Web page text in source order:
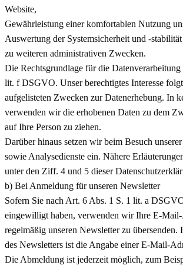
Website,
Gewährleistung einer komfortablen Nutzung
Auswertung der Systemsicherheit und -
zu weiteren administrativen Zwecken.
Die Rechtsgrundlage für die
lit. f DSGVO. Unser berechtigtes Interesse
aufgelisteten Zwecken zur Datenerhebung. In
verwenden wir die erhobenen Daten zu dem
auf Ihre Person zu ziehen.
Darüber hinaus setzen wir beim Besuch
sowie Analysedienste ein. Nähere
unter den Ziff. 4 und 5 dieser
b) Bei Anmeldung für unseren Newsletter
Sofern Sie nach Art. 6 Abs. 1 S. 1 lit. a
eingewilligt haben, verwenden wir Ihre E-Mail-
regelmäßig unseren Newsletter zu übersenden.
des Newsletters ist die Angabe einer E-Mail-
Die Abmeldung ist jederzeit möglich, zum